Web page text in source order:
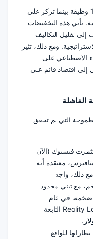
أعلنت مايكروسوفت عن إلغاء 10,000 وظيفة بينما تركز على
تأتي هذه التخفيضات
تقليل التكاليف
ومع ذلك، تثير
الاصطناعي على
إلى اقتصاد قائم على
الفاشلة
التي لم تحقق
فيسبوك (الآن
معتقدة أنه
ذلك، واجه
مع تبني محدود
ضخمة. في عام
2022 وحده، خسرت وحدة Reality Labs التابعة
.
للواقع